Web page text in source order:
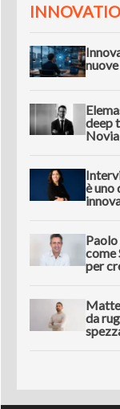
deep
è uno
come
per
da